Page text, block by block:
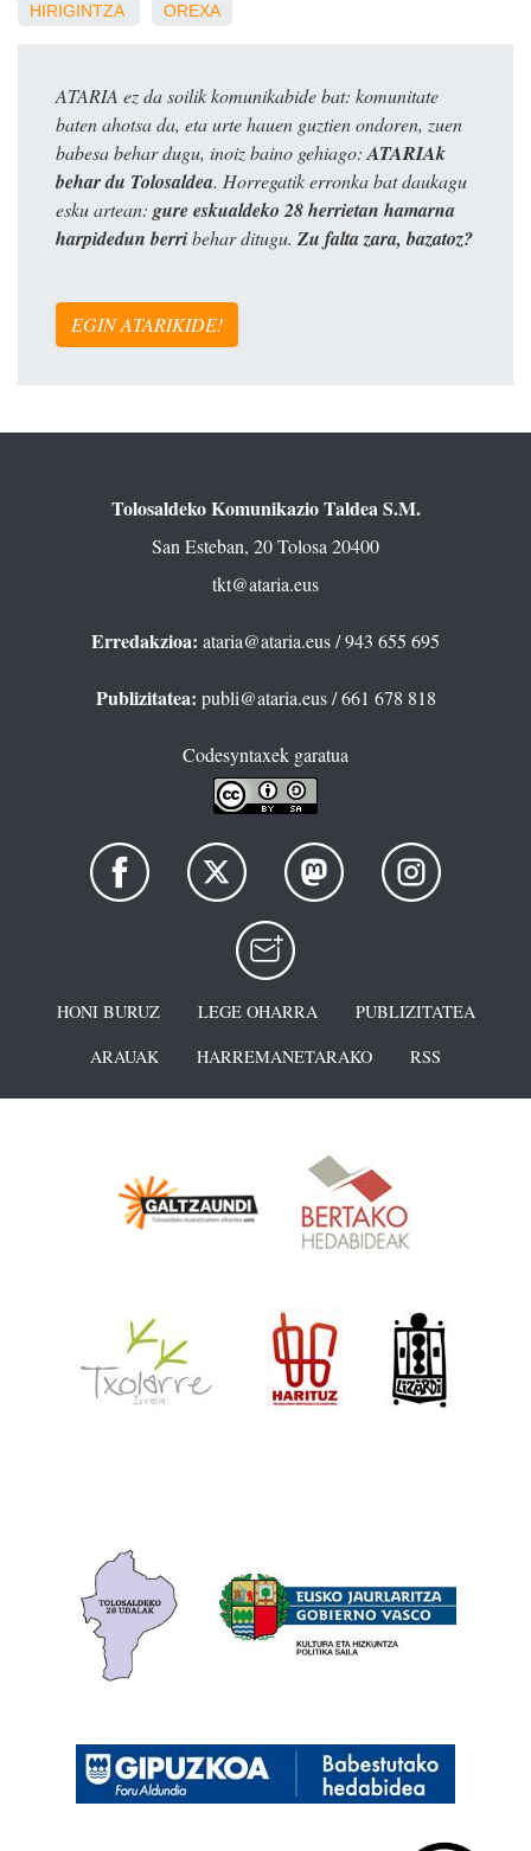
HIRIGINTZA OREXA
ATARIA ez da soilik komunikabide bat: komunitate
baten ahotsa da, eta urte hauen guztien ondoren, zuen
babesa behar dugu, inoiz baino gehiago: ATARIAk
behar du Tolosaldea. Horregatik erronka bat daukagu
esku artean: gure eskualdeko 28 herrietan hamarna
harpidedun berribehar ditugu. Zu falta zara, bazatoz?
EGIN ATARIKIDE!
Tolosaldeko Komunikazio Taldea S.M.
San Esteban, 20 Tolosa 20400
tkt@ataria.eus
Erredakzioa: ataria@ataria.eus/ 943 655 695
Publizitatea: publi@ataria.eus/ 661 678 818
Codesyntaxek garatua
HONI BURUZ LEGE OHARRA
PUBLIZITATEA
ARAUAK
HARREMANETARAKO RSS